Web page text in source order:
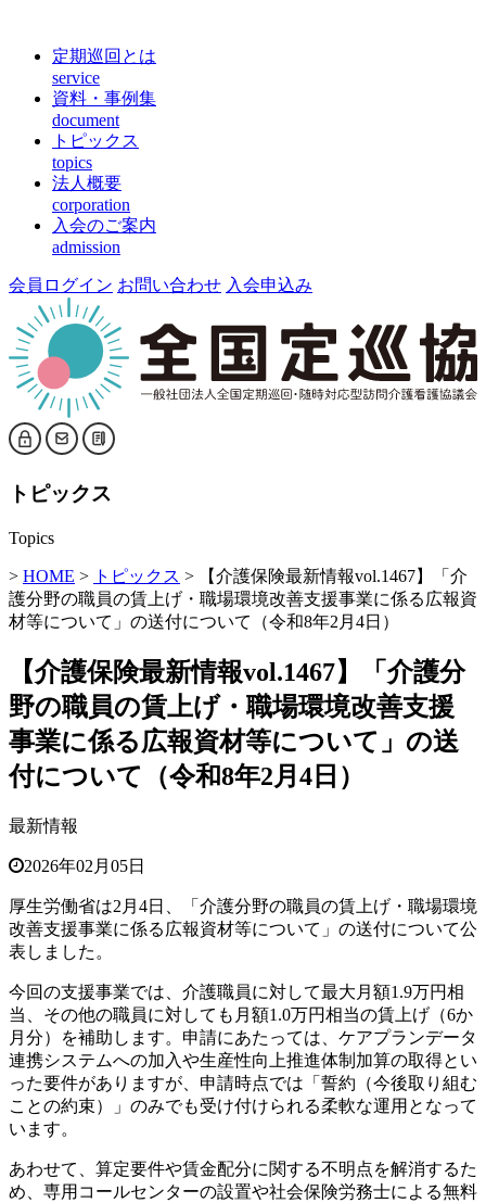
定期巡回とは
service
資料・事例集
document
トピックス
topics
法人概要
corporation
入会のご案内
admission
会員ログイン お問い合わせ 入会申込み
トピックス
Topics
> HOME > トピックス > 【介護保険最新情報vol.1467】「介
護分野の職員の賃上げ・職場環境改善支援事業に係る広報資
材等について」の送付について（令和8年2月4日）
【介護保険最新情報vol.1467】「介護分
野の職員の賃上げ・職場環境改善支援
事業に係る広報資材等について」の送
付について（令和8年2月4日）
最新情報
2026年02月05日
厚生労働省は2月4日、「介護分野の職員の賃上げ・職場環境
改善支援事業に係る広報資材等について」の送付について公
表しました。
今回の支援事業では、介護職員に対して最大月額1.9万円相
当、その他の職員に対しても月額1.0万円相当の賃上げ（6か
月分）を補助します。申請にあたっては、ケアプランデータ
連携システムへの加入や生産性向上推進体制加算の取得とい
った要件がありますが、申請時点では「誓約（今後取り組む
ことの約束）」のみでも受け付けられる柔軟な運用となって
います。
あわせて、算定要件や賃金配分に関する不明点を解消するた
め、専用コールセンターの設置や社会保険労務士による無料